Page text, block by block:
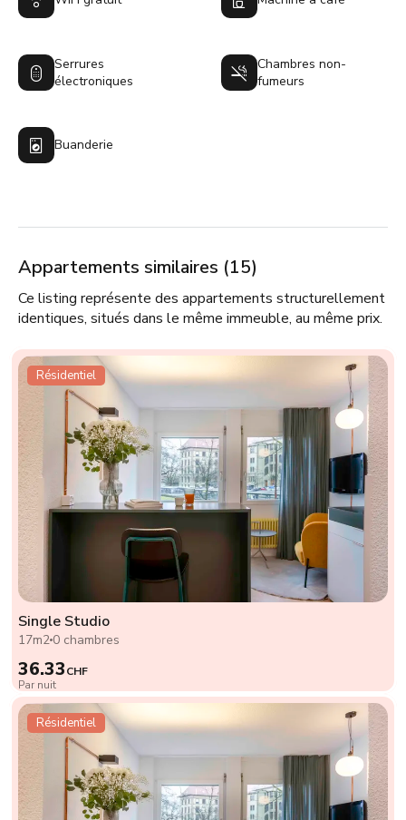
Serrures
électroniques
Chambres non-
fumeurs
Buanderie
Appartements similaires (15)
Ce listing représente des appartements structurellement
identiques, situés dans le même immeuble, au même prix.
Résidentiel
Single Studio
17m2 0 chambres
36.33CHF
Par nuit
Résidentiel